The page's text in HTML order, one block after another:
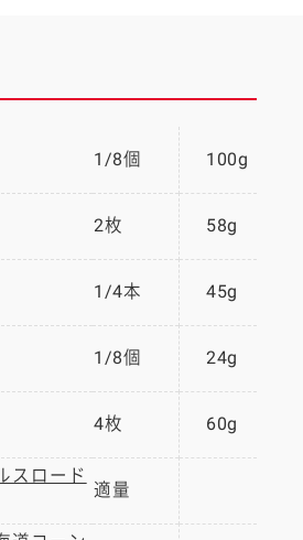
1/8個 100g
2枚 58g
1/4本 45g
1/8個 24g
4枚 60g
スロード
適量